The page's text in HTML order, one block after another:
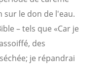
le don de l'eau.
– tels que «Car je
des
je répandrai